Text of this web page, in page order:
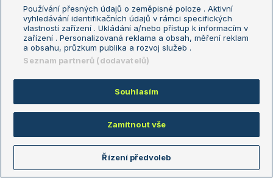
Podmínky užití
Nastavení soukromí
GDPR a žurnalistika
Reklama
Kontakt
Informace o zpracování osobních
údajů
Copyright © 2008-2026 TenisPortal.cz. Využíváme zpravodajství ČTK.
Používání přesných údajů o zeměpisné poloze . Aktivní
vyhledávání identifikačních údajů v rámci specifických
vlastností zařízení . Ukládání a/nebo přístup k informacím v
zařízení . Personalizovaná reklama a obsah, měření reklam
a obsahu, průzkum publika a rozvoj služeb .
Seznam partnerů (dodavatelů)
Souhlasím
Zamítnout vše
Řízení předvoleb